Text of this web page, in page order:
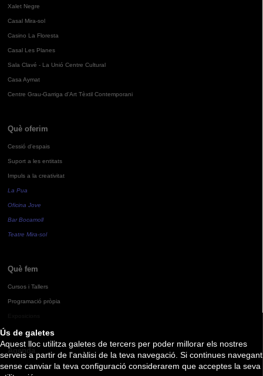
Ús de galetes
Aquest lloc utilitza galetes de tercers per poder millorar els nostres
serveis a partir de l'anàlisi de la teva navegació. Si continues navegant
sense canviar la teva configuració considerarem que acceptes la seva
Xalet Negre
Casal Mira-sol
Casino La Floresta
Casal Les Planes
Sala Clavé - La Unió Centre Cultural
Casa Aymat
Centre Grau-Garriga d'Art Tèxtil Contemporani
Què oferim
Cessió d'espais
Suport a les entitats
Impuls a la creativitat
La Pua
Oficina Jove
Bar Bocamoll
Teatre Mira-sol
Què fem
Cursos i Tallers
Programació pròpia
Agenda